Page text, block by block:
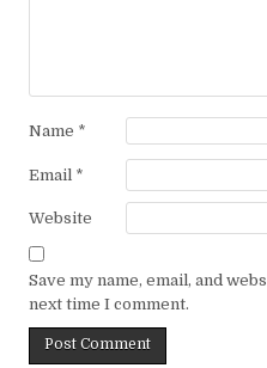
Name *
Email *
Website
Save my name, email, and
next time I comment.